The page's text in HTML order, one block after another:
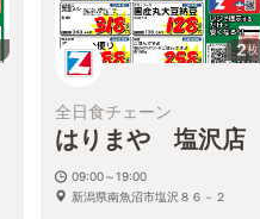
2枚
全日食チェーン
はりまや 塩沢店
09:00～19:00
新潟県南魚沼市塩沢８６－２